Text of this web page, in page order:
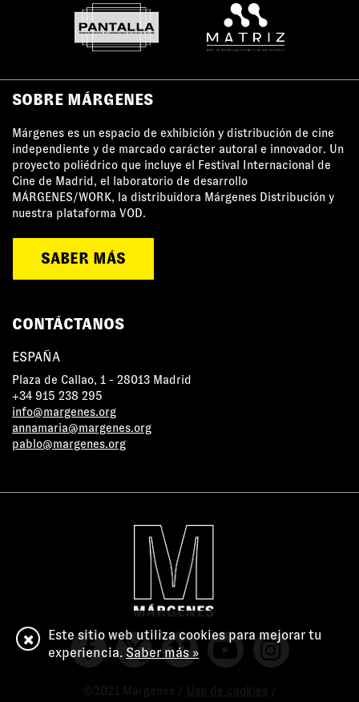
SOBRE MÁRGENES
Márgenes es un espacio de exhibición y distribución de cine
independiente y de marcado carácter autoral e innovador. Un
proyecto poliédrico que incluye el Festival Internacional de
Cine de Madrid, el laboratorio de desarrollo
MÁRGENES/WORK, la distribuidora Márgenes Distribución y
nuestra plataforma VOD.
SABER MÁS
CONTÁCTANOS
ESPAÑA
Plaza de Callao, 1 - 28013 Madrid
+34 915 238 295
info@margenes.org
annamaria@margenes.org
pablo@margenes.org
©2021 Márgenes / Uso de cookies
Este sitio web utiliza cookies para mejorar tu
experiencia. Saber más »